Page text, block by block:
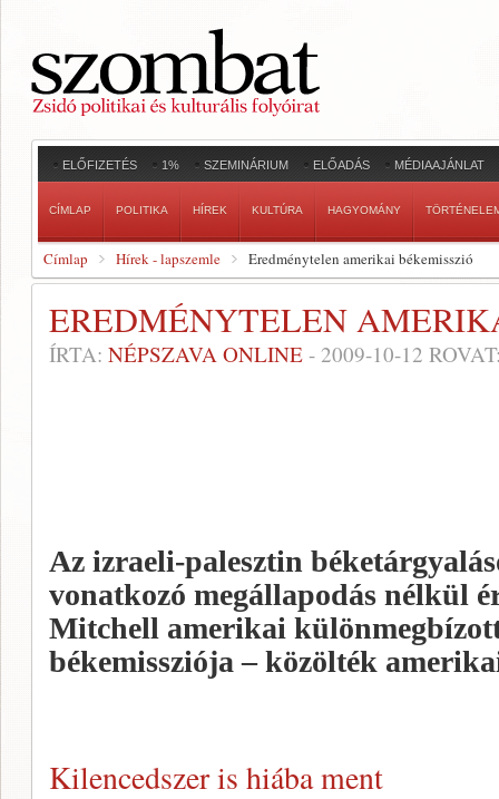
ELŐFIZETÉS 1% SZEMINÁRIUM ELŐADÁS MÉDIAAJÁNLAT
CÍMLAP POLITIKA HÍREK KULTÚRA HAGYOMÁNY
Címlap Hírek - lapszemle Eredménytelen amerikai békemisszió
EREDMÉNYTELEN
ÍRTA: NÉPSZAVA ONLINE - 2009-10-12
Az izraeli-palesztin
vonatkozó megállapodás nélkül
Mitchell amerikai
békemissziója – közölték
Kilencedszer is hiába ment